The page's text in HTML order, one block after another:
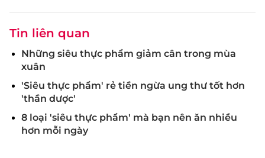
Tin liên quan
Những siêu thực phẩm giảm cân trong mùa
xuân
'Siêu thực phẩm' rẻ tiền ngừa ung thư tốt hơn
'thần dược'
8 loại 'siêu thực phẩm' mà bạn nên ăn nhiều
hơn mỗi ngày